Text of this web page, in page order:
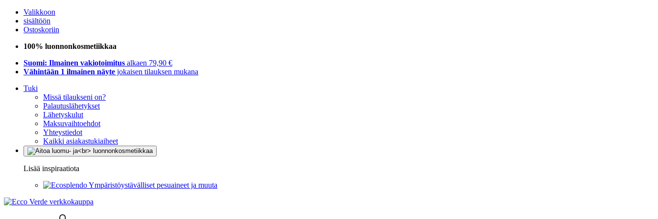
Valikkoon
sisältöön
Ostoskoriin
100% luonnonkosmetiikkaa
Suomi: Ilmainen vakiotoimitus alkaen 79,90 €
Vähintään 1 ilmainen näyte jokaisen tilauksen mukana
Tuki
Missä tilaukseni on?
Palautuslähetykset
Lähetyskulut
Maksuvaihtoehdot
Yhteystiedot
Kaikki asiakastukiaiheet
Lisää inspiraatiota
Ympäristöystävälliset pesuaineet ja muuta